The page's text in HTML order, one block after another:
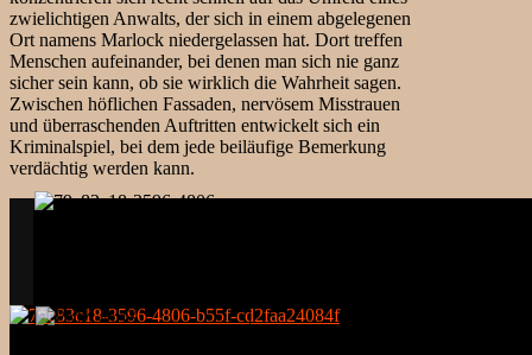
zwielichtigen Anwalts, der sich in einem abgelegenen
Ort namens Marlock niedergelassen hat. Dort treffen
Menschen aufeinander, bei denen man sich nie ganz
sicher sein kann, ob sie wirklich die Wahrheit sagen.
Zwischen höflichen Fassaden, nervösem Misstrauen
und überraschenden Auftritten entwickelt sich ein
Kriminalspiel, bei dem jede beiläufige Bemerkung
verdächtig werden kann.